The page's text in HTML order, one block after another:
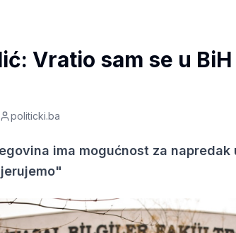
Vratio sam se u
politicki.ba
ima mogućnost za